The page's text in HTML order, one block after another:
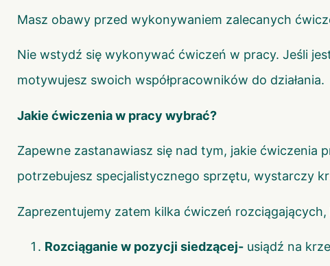
Masz obawy przed wykonywaniem zalecanych
Nie wstydź się wykonywać ćwiczeń w pracy. Jeśli
motywujesz swoich współpracowników do działania.
Jakie ćwiczenia w pracy wybrać?
Zapewne zastanawiasz się nad tym, jakie ćwiczenia
potrzebujesz specjalistycznego sprzętu, wystarczy
Zaprezentujemy zatem kilka ćwiczeń
Rozciąganie w pozycji siedzącej- usiądź na